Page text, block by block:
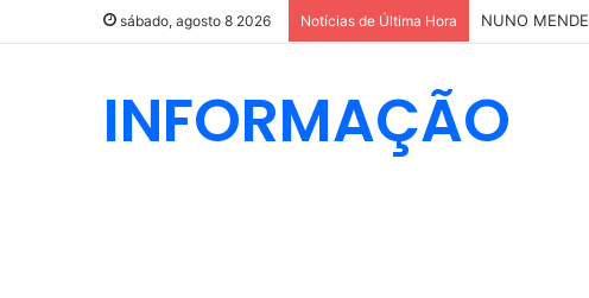
sábado, agosto 8 2026 Notícias de Última Hora
INFORMAÇÃO